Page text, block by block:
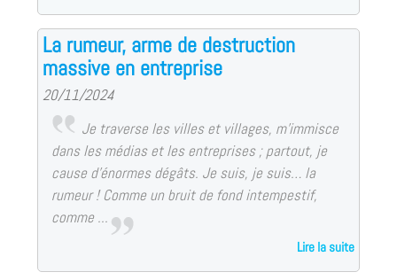
La rumeur, arme de destruction
massive en entreprise
20/11/2024
Je traverse les villes et villages, m’immisce
dans les médias et les entreprises ; partout, je
cause d’énormes dégâts. Je suis, je suis… la
rumeur ! Comme un bruit de fond intempestif,
comme ...
Lire la suite